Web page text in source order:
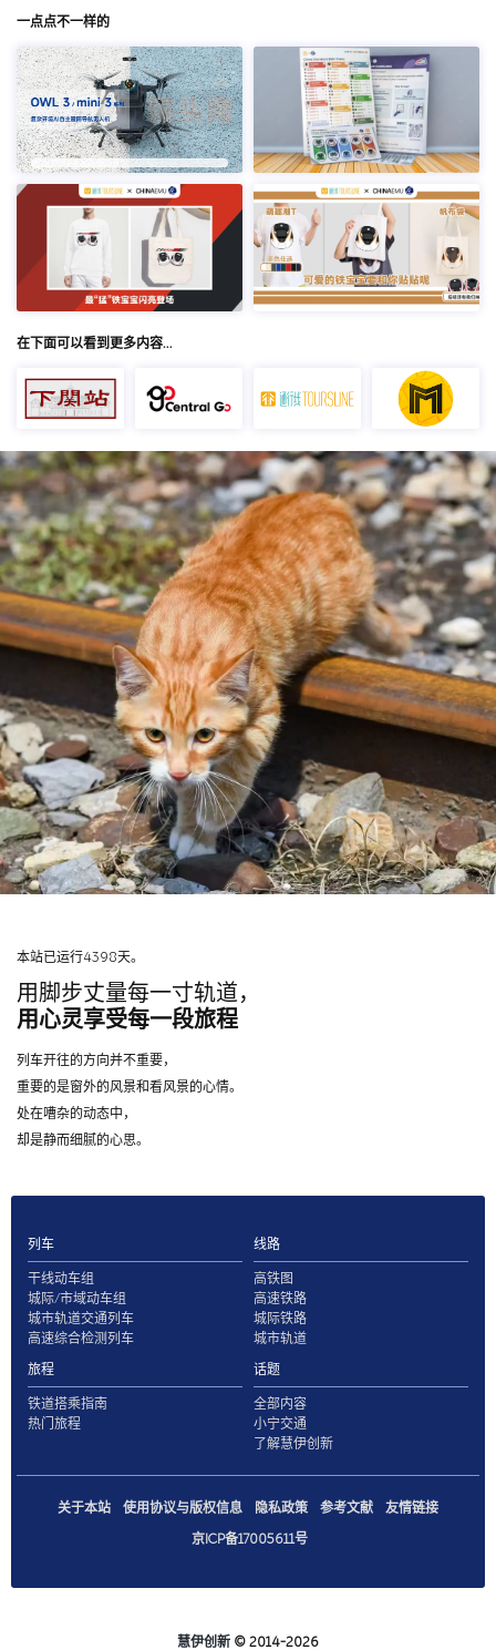
一点点不一样的
在下面可以看到更多内容…
本站已运行4398天。
用脚步丈量每一寸轨道，
用心灵享受每一段旅程
列车开往的方向并不重要，
重要的是窗外的风景和看风景的心情。
处在嘈杂的动态中，
却是静而细腻的心思。
列车
干线动车组
城际/市域动车组
城市轨道交通列车
高速综合检测列车
线路
高铁图
高速铁路
城际铁路
城市轨道
旅程
铁道搭乘指南
热门旅程
话题
全部内容
小宁交通
了解慧伊创新
关于本站 使用协议与版权信息 隐私政策 参考文献
友情链接
京ICP备17005611号
慧伊创新 © 2014-2026